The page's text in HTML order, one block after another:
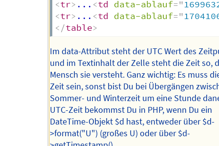
<tr> ... <td data-ablauf="
<tr> ... <td data-ablauf="
</table>
Im data-Attribut steht der UTC Wert des
und im Textinhalt der Zelle steht die Zeit so,
Mensch sie versteht. Ganz wichtig: Es muss
Zeit sein, sonst bist Du bei Übergängen
Sommer- und Winterzeit um eine Stunde
UTC-Zeit bekommst Du in PHP, wenn Du ein
DateTime-Objekt $d hast, entweder über $d-
>format("U") (großes U) oder über $d-